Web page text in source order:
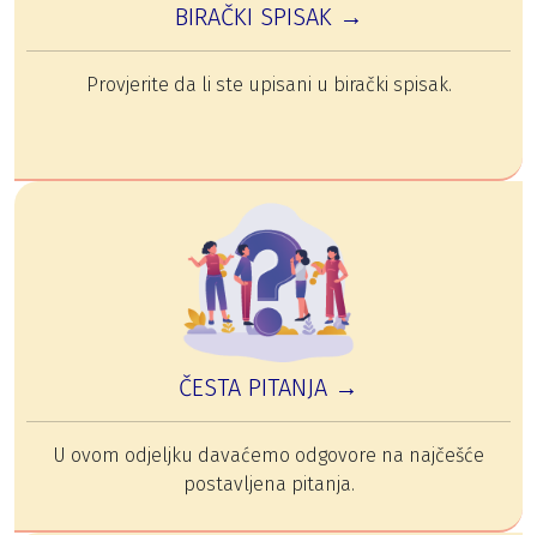
BIRAČKI SPISAK →
Provjerite da li ste upisani u birački spisak.
ČESTA PITANJA →
U ovom odjeljku davaćemo odgovore na najčešće
postavljena pitanja.